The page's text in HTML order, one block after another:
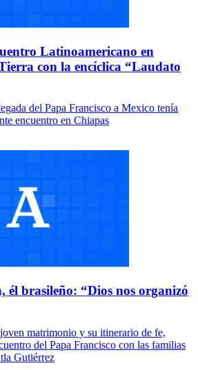
Latinoamericano en
con la encíclica “Laudato
del Papa Francisco a Mexico tenía
encuentro en Chiapas
él brasileño: “Dios nos organizó
matrimonio y su itinerario de fe,
del Papa Francisco con las familias
Gutiérrez